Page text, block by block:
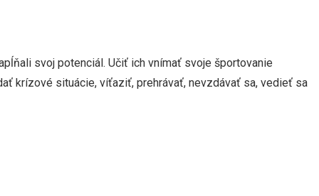
svoj potenciál. Učiť ich vnímať svoje športovanie
krízové situácie, víťaziť, prehrávať, nevzdávať sa, vedieť sa